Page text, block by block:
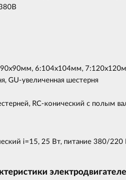
6:104х104мм,
GU-увеличенная шестерня
RC-конический с полым
i=15, 25 Вт, питание 380/